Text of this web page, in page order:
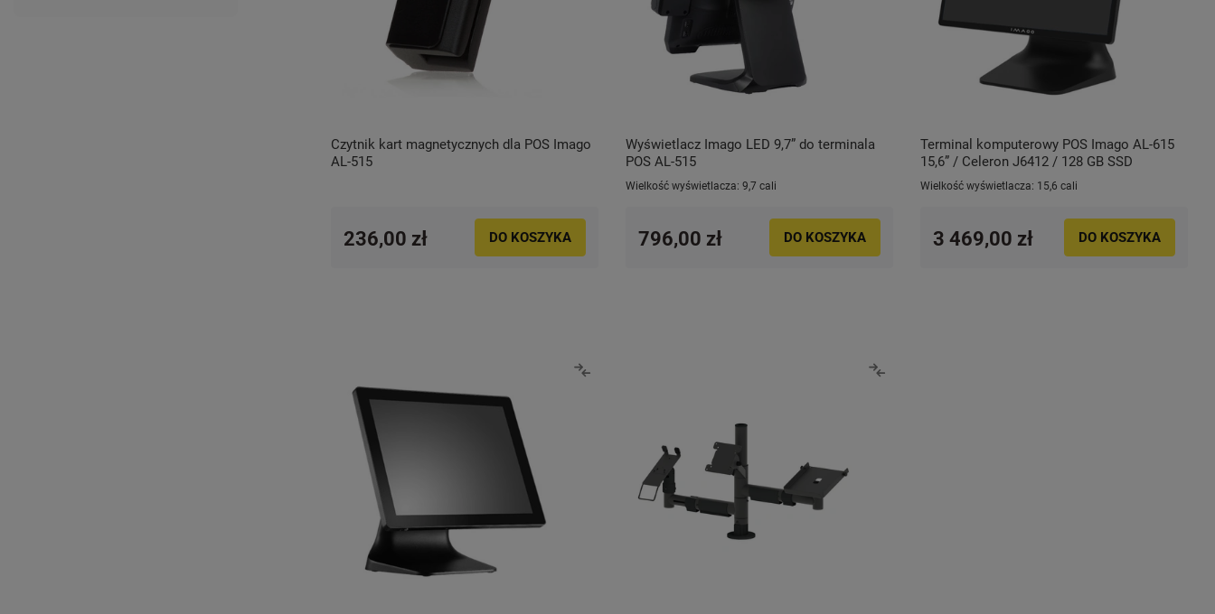
Czytnik kart magnetycznych dla POS Imago
AL-515
236,00 zł DO KOSZYKA
Wyświetlacz Imago LED 9,7” do terminala
POS AL-515
Wielkość wyświetlacza: 9,7 cali
796,00 zł DO KOSZYKA
Terminal komputerowy POS Imago AL-615
15,6” / Celeron J6412 / 128 GB SSD
Wielkość wyświetlacza: 15,6 cali
3 469,00 zł DO KOSZYKA